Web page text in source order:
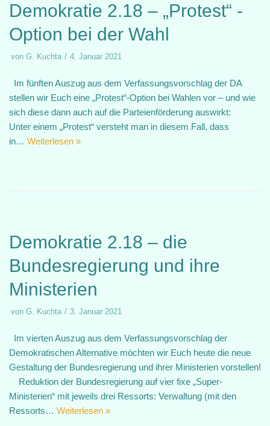
Demokratie 2.18 – „Protest“ -
Option bei der Wahl
von G. Kuchta 4. Januar 2021
Im fünften Auszug aus dem Verfassungsvorschlag der DA
stellen wir Euch eine „Protest“-Option bei Wahlen vor – und wie
sich diese dann auch auf die Parteienförderung auswirkt:
Unter einem „Protest“ versteht man in diesem Fall, dass
in… Weiterlesen »
Demokratie 2.18 – die
Bundesregierung und ihre
Ministerien
von G. Kuchta 3. Januar 2021
Im vierten Auszug aus dem Verfassungsvorschlag der
Demokratischen Alternative möchten wir Euch heute die neue
Gestaltung der Bundesregierung und ihrer Ministerien vorstellen!
Reduktion der Bundesregierung auf vier fixe „Super-
Ministerien“ mit jeweils drei Ressorts: Verwaltung (mit den
Ressorts… Weiterlesen »